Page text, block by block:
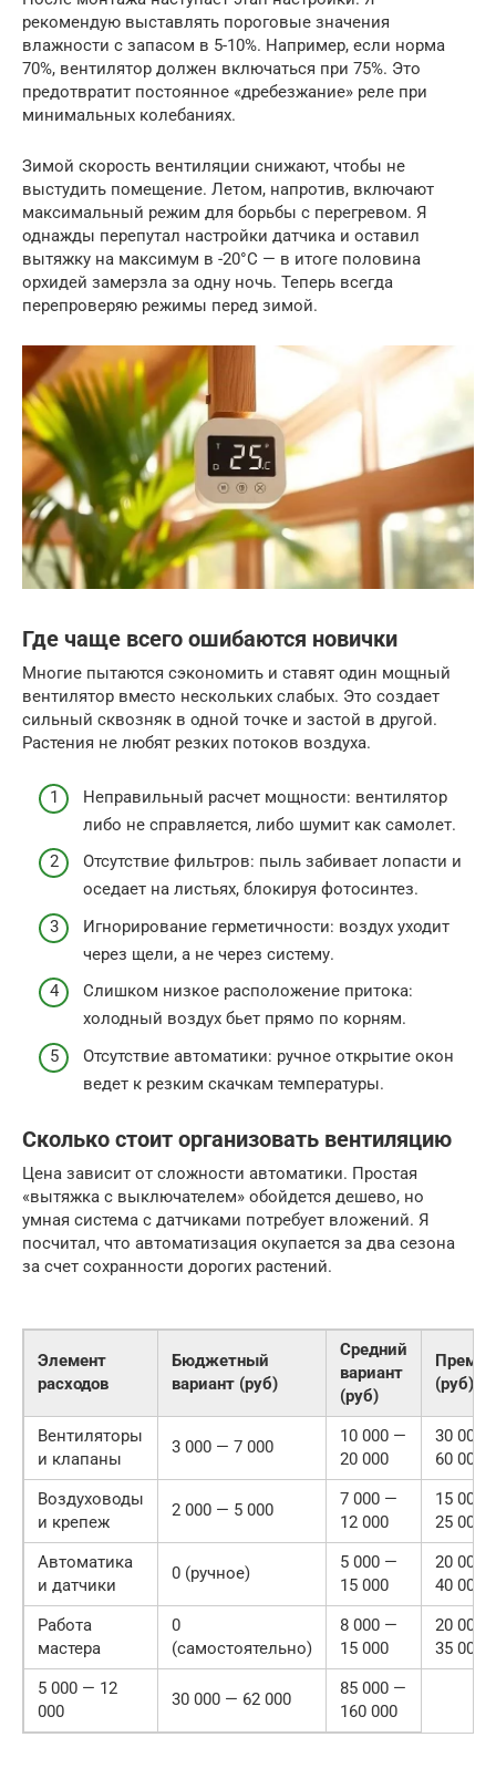
рекомендую выставлять пороговые значения
влажности с запасом в 5-10%. Например, если норма
70%, вентилятор должен включаться при 75%. Это
предотвратит постоянное «дребезжание» реле при
минимальных колебаниях.
Зимой скорость вентиляции снижают, чтобы не
выстудить помещение. Летом, напротив, включают
максимальный режим для борьбы с перегревом. Я
однажды перепутал настройки датчика и оставил
вытяжку на максимум в -20°C — в итоге половина
орхидей замерзла за одну ночь. Теперь всегда
перепроверяю режимы перед зимой.
Где чаще всего ошибаются новички
Многие пытаются сэкономить и ставят один мощный
вентилятор вместо нескольких слабых. Это создает
сильный сквозняк в одной точке и застой в другой.
Растения не любят резких потоков воздуха.
Неправильный расчет мощности: вентилятор
либо не справляется, либо шумит как самолет.
Отсутствие фильтров: пыль забивает лопасти и
оседает на листьях, блокируя фотосинтез.
Игнорирование герметичности: воздух уходит
через щели, а не через систему.
Слишком низкое расположение притока:
холодный воздух бьет прямо по корням.
Отсутствие автоматики: ручное открытие окон
ведет к резким скачкам температуры.
Сколько стоит организовать вентиляцию
Цена зависит от сложности автоматики. Простая
«вытяжка с выключателем» обойдется дешево, но
умная система с датчиками потребует вложений. Я
посчитал, что автоматизация окупается за два сезона
за счет сохранности дорогих растений.
Элемент
расходов
Бюджетный
вариант (руб)
Средний
вариант
(руб)
(руб)
Вентиляторы
и клапаны
3 000 — 7 000
10 000 —
20 000
30 000
60 000
Воздуховоды
и крепеж
2 000 — 5 000
7 000 —
12 000
15 000
25 000
Автоматика
и датчики
0 (ручное)
5 000 —
15 000
20 000
40 000
Работа
мастера
0
(самостоятельно)
8 000 —
15 000
20 000
35 000
5 000 — 12
000
30 000 — 62 000
85 000 —
160 000